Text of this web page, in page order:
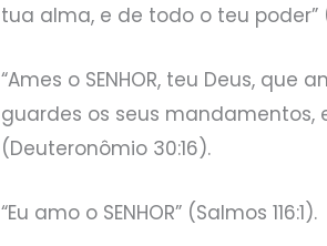
tua alma, e de todo o teu poder”
“Ames o SENHOR, teu Deus,
guardes os seus mandamentos,
(Deuteronômio 30:16).
“Eu amo o SENHOR” (Salmos 116:1).